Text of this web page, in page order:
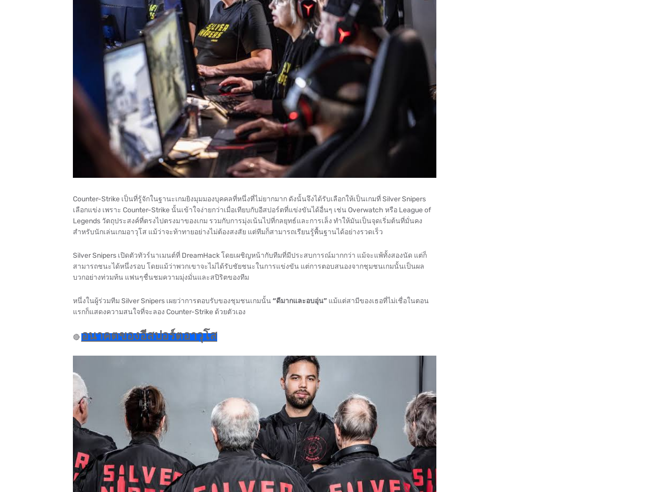
Counter-Strike เป็นที่รู้จักในฐานะเกมยิงมุมมองบุคคลที่หนึ่งที่ไม่ยากมาก ดังนั้นจึงได้รับเลือกให้เป็นเกมที่ Silver Snipers
เลือกแข่ง เพราะ Counter-Strike นั้นเข้าใจง่ายกว่าเมื่อเทียบกับอีสปอร์ตที่แข่งขันได้อื่นๆ เช่น Overwatch หรือ League of
Legends วัตถุประสงค์ที่ตรงไปตรงมาของเกม รวมกับการมุ่งเน้นไปที่กลยุทธ์และการเล็ง ทำให้มันเป็นจุดเริ่มต้นที่มั่นคง
สำหรับนักเล่นเกมอาวุโส แม้ว่าจะท้าทายอย่างไม่ต้องสงสัย แต่ทีมก็สามารถเรียนรู้พื้นฐานได้อย่างรวดเร็ว
Silver Snipers เปิดตัวทัวร์นาเมนต์ที่ DreamHack โดยเผชิญหน้ากับทีมที่มีประสบการณ์มากกว่า แม้จะแพ้ทั้งสองนัด แต่ก็
สามารถชนะได้หนึ่งรอบ โดยแม้ว่าพวกเขาจะไม่ได้รับชัยชนะในการแข่งขัน แต่การตอบสนองจากชุมชนเกมนั้นเป็นผล
บวกอย่างท่วมท้น แฟนๆชื่นชมความมุ่งมั่นและสปิริตของทีม
หนึ่งในผู้ร่วมทีม Silver Snipers เผยว่าการตอบรับของชุมชนเกมนั้น “ดีมากและอบอุ่น”แม้แต่สามีของเธอที่ไม่เชื่อในตอน
แรกก็แสดงความสนใจที่จะลอง Counter-Strike ด้วยตัวเอง
🔴 อนาคตของอีสปอร์ตอาวุโส